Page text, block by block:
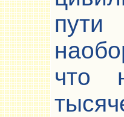
пути
что